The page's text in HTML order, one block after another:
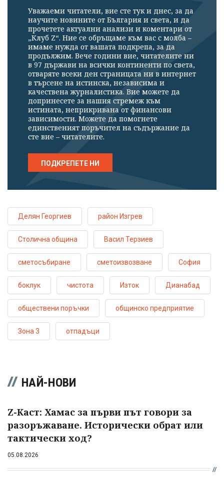
Уважаеми читатели, вие сте тук и днес, за да
научите новините от България и света, и да
прочетете актуални анализи и коментари от
„Клуб Z“. Ние се обръщаме към вас с молба –
имаме нужда от вашата подкрепа, за да
продължим. Вече години вие, читателите ни
в 97 държави на всички континенти по света,
отваряте всеки ден страницата ни в интернет
в търсене на истинска, независима и
качествена журналистика. Вие можете да
допринесете за нашия стремеж към
истината, неприкривана от финансови
зависимости. Можете да помогнете
единственият поръчител на съдържание да
сте вие – читателите.
ПОДКРЕПЕТЕ НИ
Делян Георгиев район Изгрев
Столична община Васил Терзиев
сметосъбиране сметоизвозване София
боклук чистота Изток Дианабад
обществени поръчки общинско предприятие
Зона 3 отпадъци
НАЙ-НОВИ
Z-Каст: Хамас за първи път говори за
разоръжаване. Исторически обрат или
тактически ход?
05.08.2026